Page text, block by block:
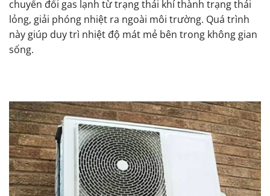
chuyển đổi gas lạnh từ trạng thái khí thành trạng thái
lỏng, giải phóng nhiệt ra ngoài môi trường. Quá trình
này giúp duy trì nhiệt độ mát mẻ bên trong không gian
sống.